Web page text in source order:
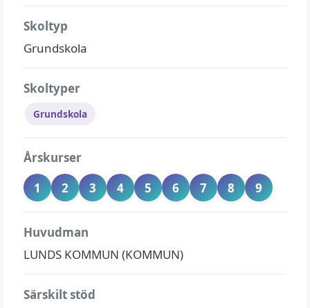
Skoltyp
Grundskola
Skoltyper
Grundskola
Årskurser
1
2 3 4 5 6 7 8 9
Huvudman
LUNDS KOMMUN (KOMMUN)
Särskilt stöd